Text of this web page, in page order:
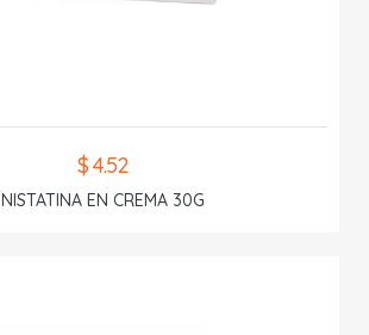
$ 4.52
NISTATINA EN CREMA 30G